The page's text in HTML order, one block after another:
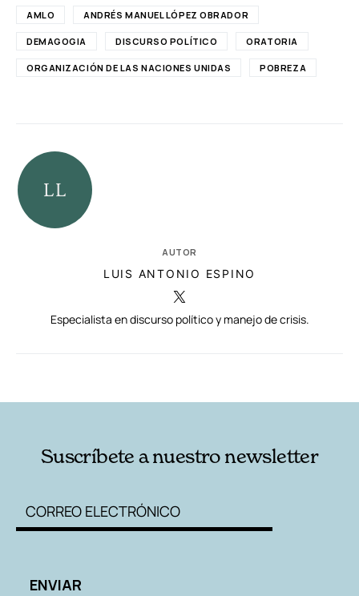
AMLO ANDRÉS MANUEL LÓPEZ OBRADOR
DEMAGOGIA DISCURSO POLÍTICO ORATORIA
ORGANIZACIÓN DE LAS NACIONES UNIDAS POBREZA
AUTOR
LUIS ANTONIO ESPINO
Especialista en discurso político y manejo de crisis.
Suscríbete a nuestro newsletter